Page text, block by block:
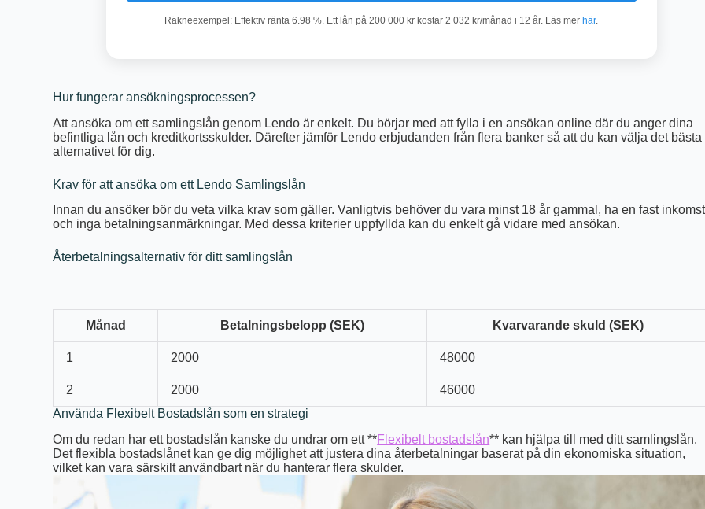
Räkneexempel: Effektiv ränta 6.98 %. Ett lån på 200 000 kr kostar 2 032 kr/månad i 12 år. Läs merhär.
Hur fungerar ansökningsprocessen?
Att ansöka om ett samlingslån genom Lendo är enkelt. Du börjar med att fylla i en ansökan online där du anger dina
befintliga lån och kreditkortsskulder. Därefter jämför Lendo erbjudanden från flera banker så att du kan välja det bästa
alternativet för dig.
Krav för att ansöka om ett Lendo Samlingslån
Innan du ansöker bör du veta vilka krav som gäller. Vanligtvis behöver du vara minst 18 år gammal, ha en fast inkomst
och inga betalningsanmärkningar. Med dessa kriterier uppfyllda kan du enkelt gå vidare med ansökan.
Återbetalningsalternativ för ditt samlingslån
Månad Betalningsbelopp (SEK) Kvarvarande skuld (SEK)
1 2000 48000
2 2000
46000
Använda Flexibelt Bostadslån som en strategi
Om du redan har ett bostadslån kanske du undrar om ett **Flexibelt bostadslån** kan hjälpa till med ditt samlingslån.
Det flexibla bostadslånet kan ge dig möjlighet att justera dina återbetalningar baserat på din ekonomiska situation,
vilket kan vara särskilt användbart när du hanterar flera skulder.